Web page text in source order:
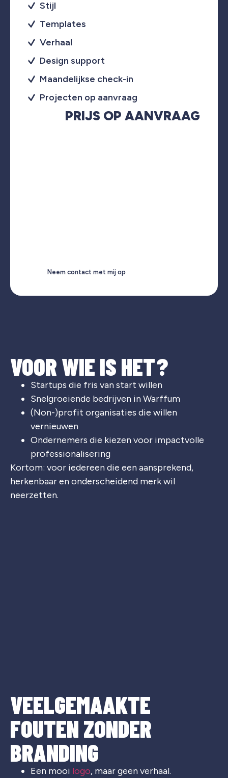
Stijl
Templates
Verhaal
Design support
Maandelijkse check-in
Projecten op aanvraag
PRIJS OP AANVRAAG
Neem contact met mij op
VOOR WIE IS HET?
Startups die fris van start willen
Snelgroeiende bedrijven in Warffum
(Non-)profit organisaties die willen
vernieuwen
Ondernemers die kiezen voor impactvolle
professionalisering
Kortom: voor iedereen die een aansprekend,
herkenbaar en onderscheidend merk wil
neerzetten.
VEELGEMAAKTE
FOUTEN ZONDER
BRANDING
Een mooi logo, maar geen verhaal.